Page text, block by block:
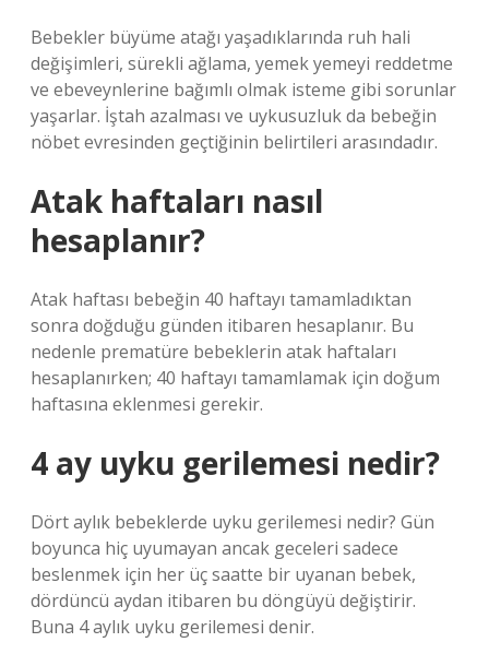
Bebekler büyüme atağı yaşadıklarında ruh hali
değişimleri, sürekli ağlama, yemek yemeyi reddetme
ve ebeveynlerine bağımlı olmak isteme gibi sorunlar
yaşarlar. İştah azalması ve uykusuzluk da bebeğin
nöbet evresinden geçtiğinin belirtileri arasındadır.
Atak haftaları nasıl
hesaplanır?
Atak haftası bebeğin 40 haftayı tamamladıktan
sonra doğduğu günden itibaren hesaplanır. Bu
nedenle prematüre bebeklerin atak haftaları
hesaplanırken; 40 haftayı tamamlamak için doğum
haftasına eklenmesi gerekir.
4 ay uyku gerilemesi nedir?
Dört aylık bebeklerde uyku gerilemesi nedir? Gün
boyunca hiç uyumayan ancak geceleri sadece
beslenmek için her üç saatte bir uyanan bebek,
dördüncü aydan itibaren bu döngüyü değiştirir.
Buna 4 aylık uyku gerilemesi denir.